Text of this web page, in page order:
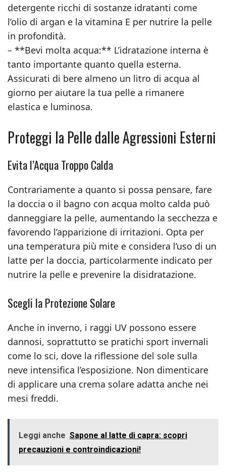
detergente ricchi di sostanze idratanti come
l’olio di argan e la vitamina E per nutrire la pelle
in profondità.
– **Bevi molta acqua:** L’idratazione interna è
tanto importante quanto quella esterna.
Assicurati di bere almeno un litro di acqua al
giorno per aiutare la tua pelle a rimanere
elastica e luminosa.
Proteggi la Pelle dalle Agressioni Esterni
Evita l’Acqua Troppo Calda
Contrariamente a quanto si possa pensare, fare
la doccia o il bagno con acqua molto calda può
danneggiare la pelle, aumentando la secchezza e
favorendo l’apparizione di irritazioni. Opta per
una temperatura più mite e considera l’uso di un
latte per la doccia, particolarmente indicato per
nutrire la pelle e prevenire la disidratazione.
Scegli la Protezione Solare
Anche in inverno, i raggi UV possono essere
dannosi, soprattutto se pratichi sport invernali
come lo sci, dove la riflessione del sole sulla
neve intensifica l’esposizione. Non dimenticare
di applicare una crema solare adatta anche nei
mesi freddi.
Leggi anche Sapone al latte di capra: scopri
precauzioni e controindicazioni!